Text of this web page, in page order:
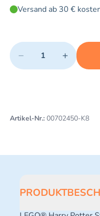
Versand ab 30 €
Quantity
− +
Minimum quantity: 1
Add 1 item to cart
Artikel-Nr.: 00702450-K8